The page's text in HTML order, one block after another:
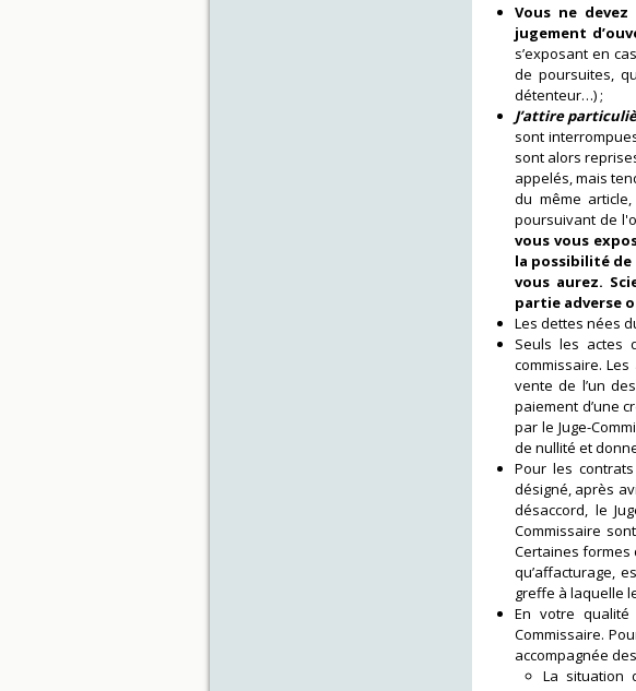
Vous ne
jugement
s’exposant en
de poursuites,
détenteur…) ;
J’attire
sont
sont alors
appelés, mais
du même
poursuivant de
vous vous
la possibilité
vous aurez.
partie adverse
Les dettes nées
Seuls les actes
commissaire.
vente de l’un
paiement d’une
par le Juge-
de nullité et
Pour les
désigné, après
désaccord, le
Commissaire
Certaines formes
qu’affacturage,
greffe à laquelle
En votre
Commissaire.
accompagnée
La situation